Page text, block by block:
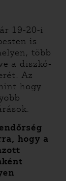
19-20-i
is
több
a diszkó-
Az
hogy
hogy a